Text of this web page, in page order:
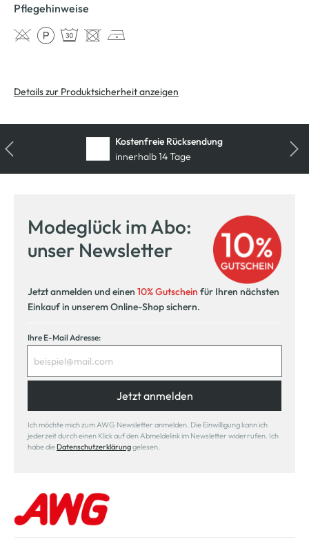
Pflegehinweise
Details zur Produktsicherheit anzeigen
Kostenfreie Rücksendung
innerhalb 14 Tage
Modeglück im Abo:
unser Newsletter
Jetzt anmelden und einen 10% Gutschein für Ihren nächsten
Einkauf in unserem Online-Shop sichern.
Ihre E-Mail Adresse:
Jetzt anmelden
Ich möchte mich zum AWG Newsletter anmelden. Die Einwilligung kann ich
jederzeit durch einen Klick auf den Abmeldelink im Newsletter widerrufen. Ich
habe die Datenschutzerklärunggelesen.